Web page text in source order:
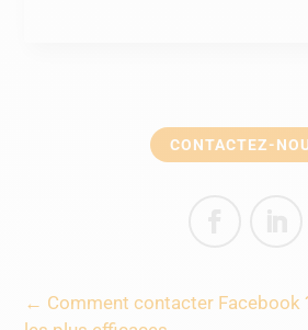
CONTACTEZ-
← Comment contacter Facebook